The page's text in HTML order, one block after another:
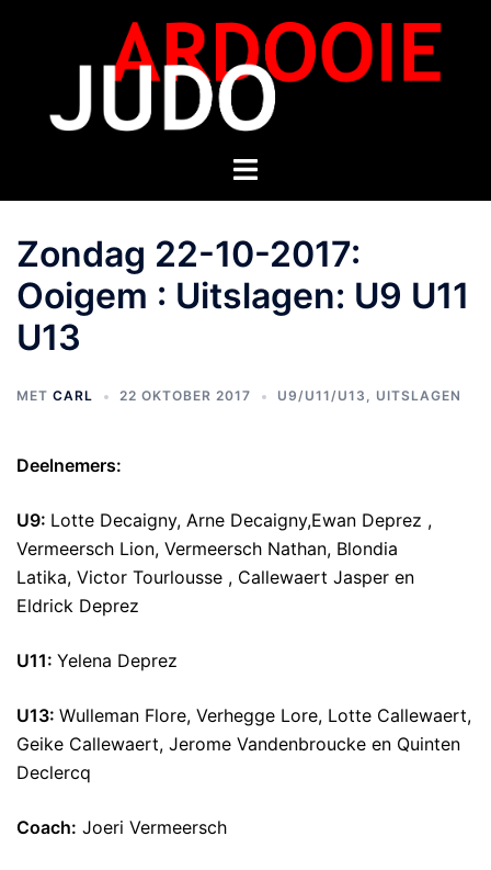
Zondag 22-10-2017:
Ooigem : Uitslagen: U9 U11
U13
MET CARL 22 OKTOBER 2017 U9/U11/U13 , UITSLAGEN
Deelnemers:
U9: Lotte Decaigny, Arne Decaigny,Ewan Deprez ,
Vermeersch Lion, Vermeersch Nathan, Blondia
Latika, Victor Tourlousse , Callewaert Jasper en
Eldrick Deprez
U11: Yelena Deprez
U13: Wulleman Flore, Verhegge Lore, Lotte Callewaert,
Geike Callewaert, Jerome Vandenbroucke en Quinten
Declercq
Coach: Joeri Vermeersch